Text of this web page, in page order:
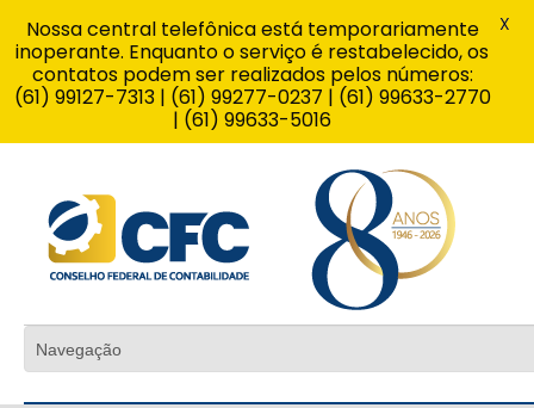
Nossa central telefônica está temporariamente
inoperante. Enquanto o serviço é restabelecido, os
contatos podem ser realizados pelos números:
(61) 99127-7313 | (61) 99277-0237 | (61) 99633-2770
| (61) 99633-5016
X